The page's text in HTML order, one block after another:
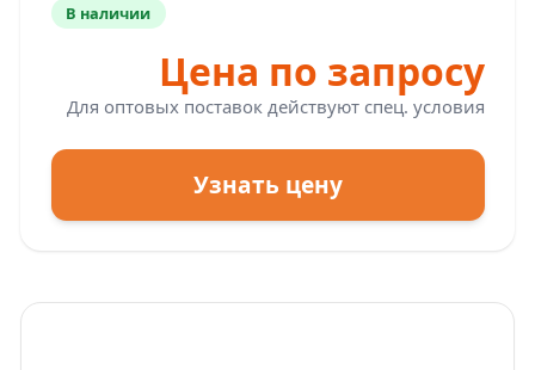
В наличии
Цена по запросу
Для оптовых поставок действуют спец. условия
Узнать цену